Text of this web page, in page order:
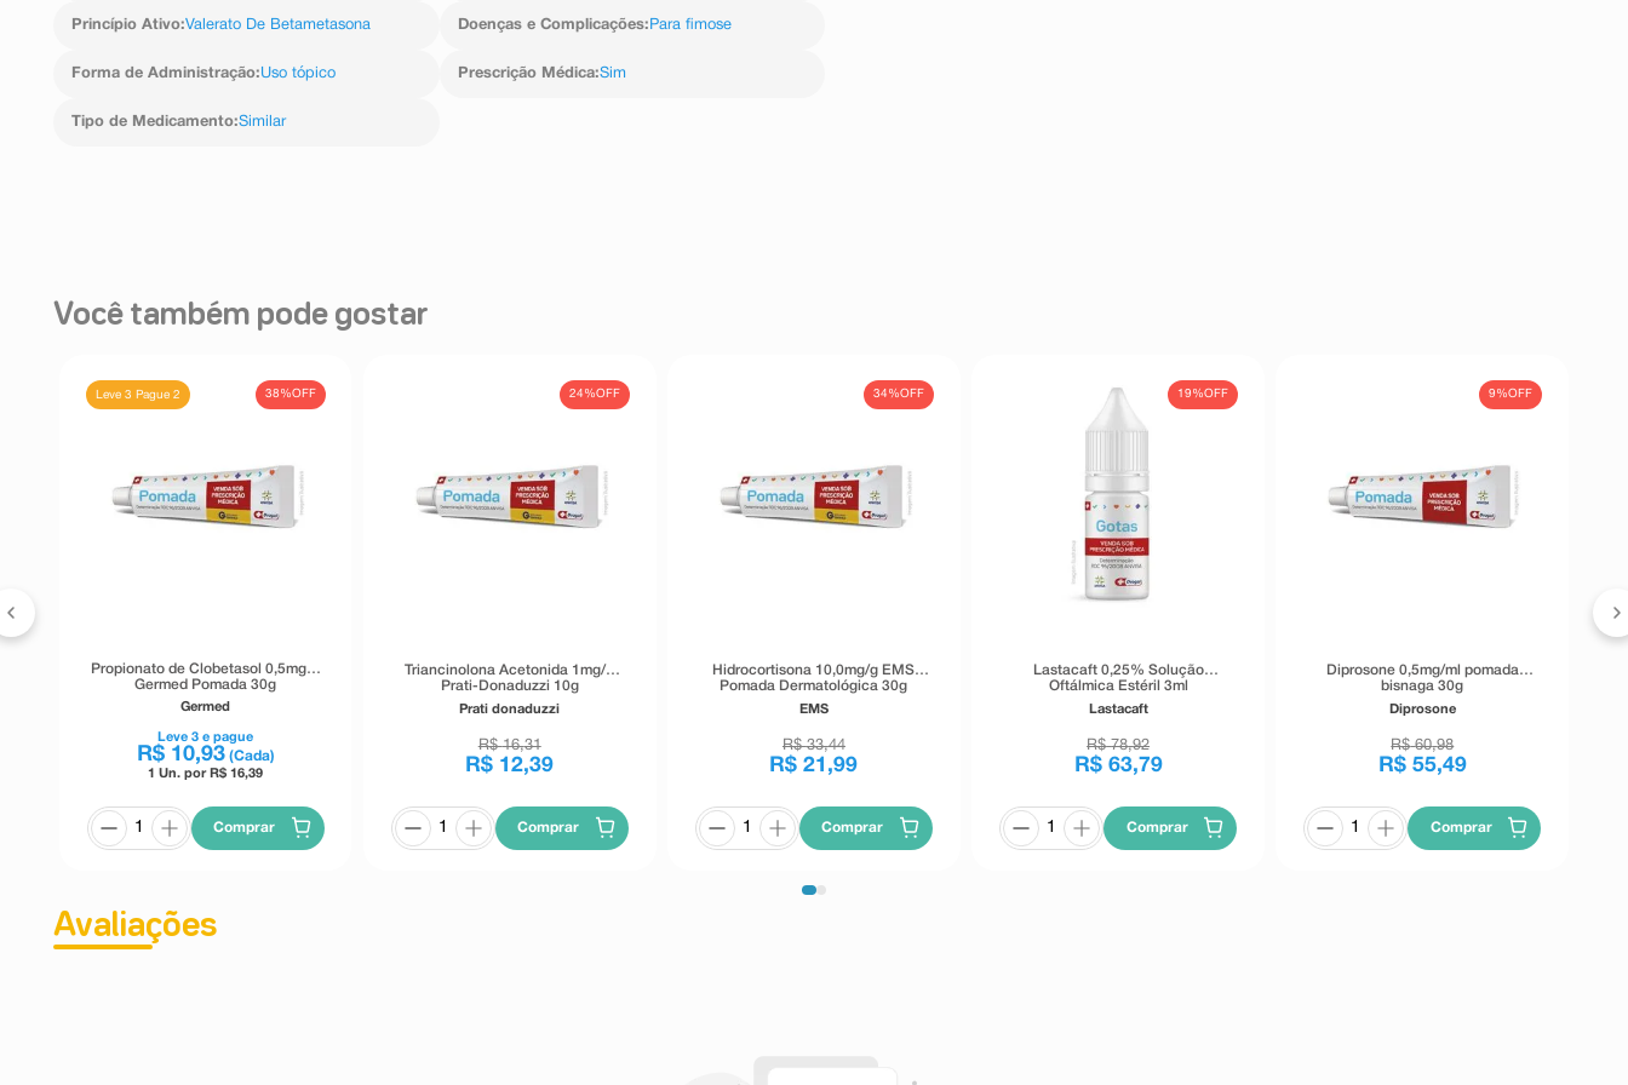
Princípio Ativo:Valerato De Betametasona Doenças e Complicações: Para fimose
Forma de Administração:Uso tópico Prescrição Médica:Sim
Tipo de Medicamento:Similar
Você também pode gostar
Leve 3 Pague 2 38%OFF
Propionato de Clobetasol 0,5mg/g
Germed Pomada 30g
Germed
Leve3 e pague
R$ 10,93 (Cada)
1 Un. por R$16,39
Comprar
24%OFF
Triancinolona Acetonida 1mg/g
Prati-Donaduzzi 10g
Prati donaduzzi
R$ 16,31
R$ 12,39
Comprar
34%OFF
Hidrocortisona 10,0mg/g EMS
Pomada Dermatológica 30g
EMS
R$ 33,44
R$ 21 ,99
Comprar
19%OFF
Lastacaft 0,25% Solução
Oftálmica Estéril 3ml
Lastacaft
R$ 78,92
R$ 63,79
Comprar
9%OFF
Diprosone 0,5mg/ml pomada
bisnaga 30g
Diprosone
R$ 60,98
R$ 55,49
Comprar
Avaliações